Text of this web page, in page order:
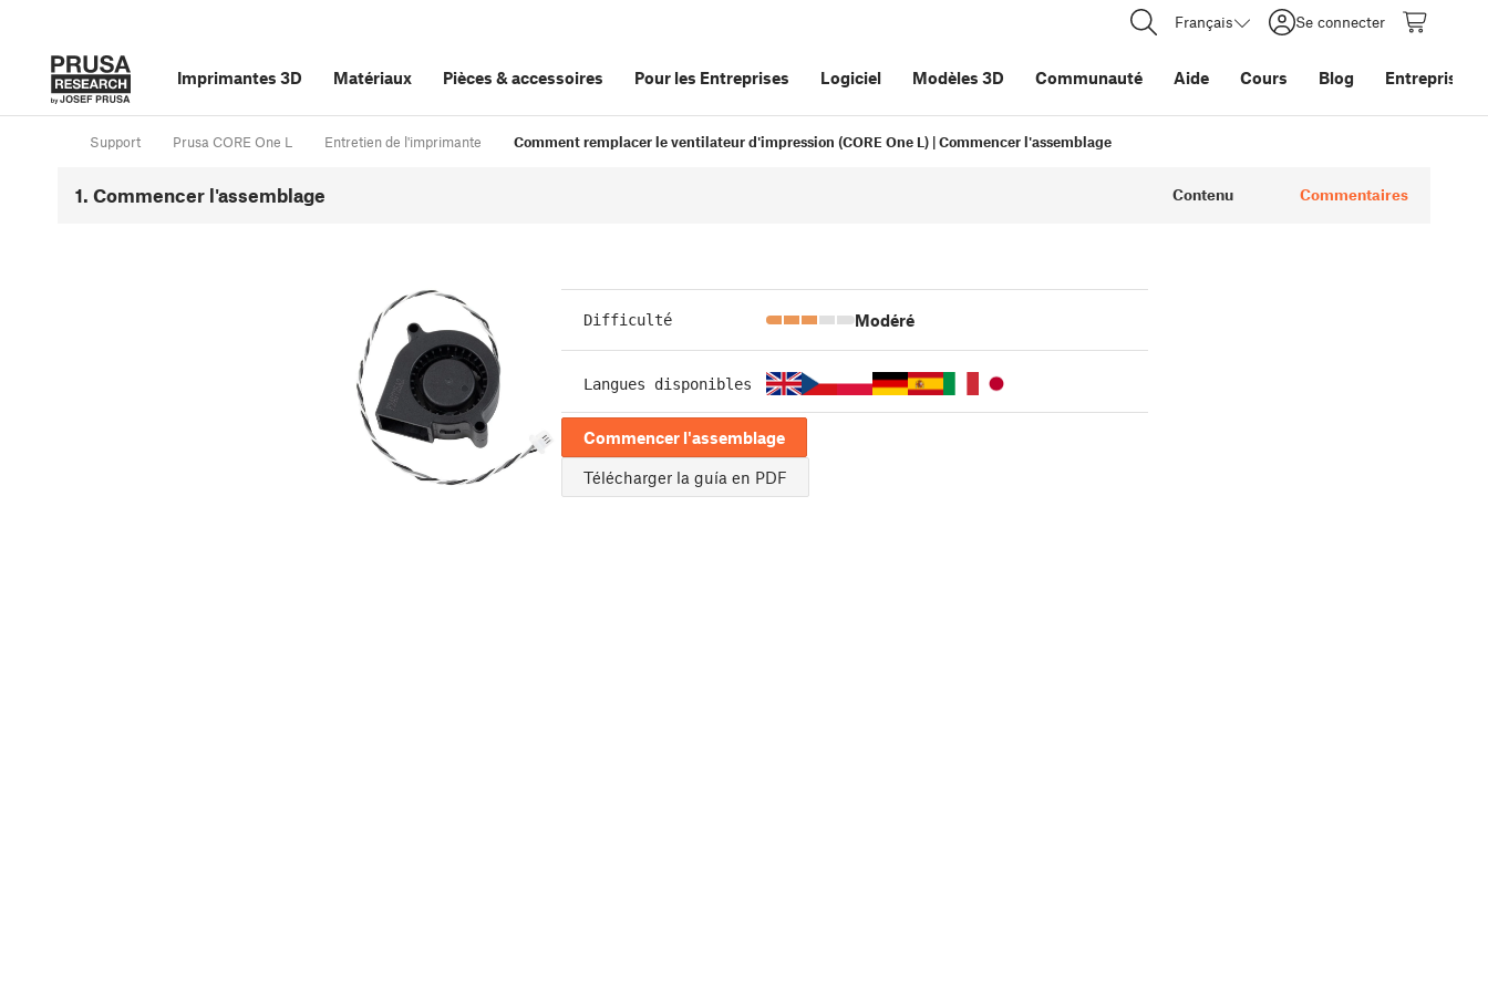
Français Se connecter
Imprimantes 3D Matériaux Pièces &accessoires Pour les Entreprises Logiciel Modèles 3D Communauté Aide Cours Blog Entreprise
Support Prusa CORE One L Entretien de l'imprimante Comment remplacer le ventilateur d'impression (CORE One L) | Commencer l'assemblage
1. Commencer l'assemblage Contenu Commentaires
Difficulté Modéré
Langues disponibles
Commencer l'assemblage
Télécharger la guía en PDF